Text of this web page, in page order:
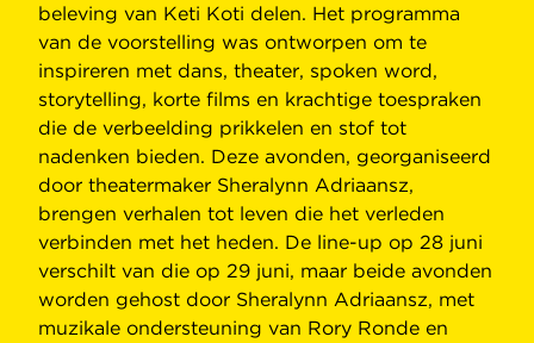
beleving van Keti Koti delen. Het programma
van de voorstelling was ontworpen om te
inspireren met dans, theater, spoken word,
storytelling, korte films en krachtige toespraken
die de verbeelding prikkelen en stof tot
nadenken bieden. Deze avonden, georganiseerd
door theatermaker Sheralynn Adriaansz,
brengen verhalen tot leven die het verleden
verbinden met het heden. De line-up op 28 juni
verschilt van die op 29 juni, maar beide avonden
worden gehost door Sheralynn Adriaansz, met
muzikale ondersteuning van Rory Ronde en